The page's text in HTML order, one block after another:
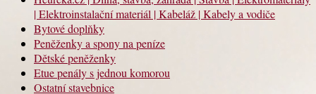
| Elektroinstalační materiál | Kabeláž | Kabely a vodiče
Bytové doplňky
Peněženky a spony na peníze
Dětské peněženky
Etue penály s jednou komorou
Ostatní stavebnice